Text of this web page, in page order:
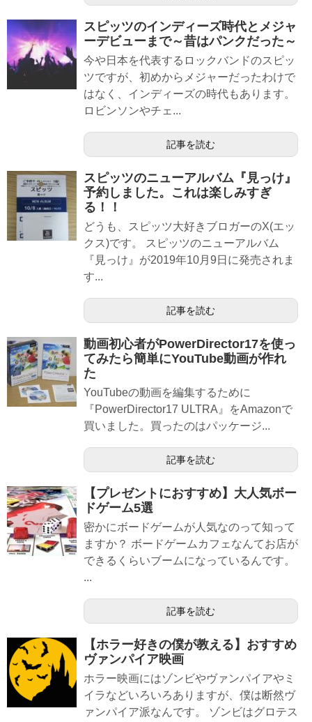
スピッツのインディーズ時代とメジャ
ーデビューまで～昔はパンクだった～
今や日本を代表するロックバンドのスピッ
ツですが、初めからメジャーだったわけで
はなく、インディーズの時代もあります。
ロビンソンやチェ...
記事を読む
スピッツのニューアルバム『見っけ』
予約しました。これは楽しみすぎ
る！！
どうも、スピッツ大好きブロガーのX(エッ
クス)です。 スピッツのニューアルバム
『見っけ』が2019年10月9日に発売されま
す...
記事を読む
動画初心者がPowerDirector17を使っ
てみたら簡単にYouTube動画が作れ
た
YouTubeの動画を編集するために
『PowerDirector17 ULTRA』をAmazonで
買いました。買ったのはパッケージ...
記事を読む
【プレゼントにおすすめ】大人気ボー
ドゲーム5選
密かにボードゲームが人気なのって知って
ますか？ ボードゲームカフェなんてお店が
できるくらいブームになっているんです。
...
記事を読む
【ホラー好きの僕が教える】おすすめ
ヴァンパイア映画
ホラー映画にはゾンビやヴァンパイアやミ
イラなどいろいろありますが、僕は断然ヴ
ァンパイア派なんです。 ゾンビはグロテス